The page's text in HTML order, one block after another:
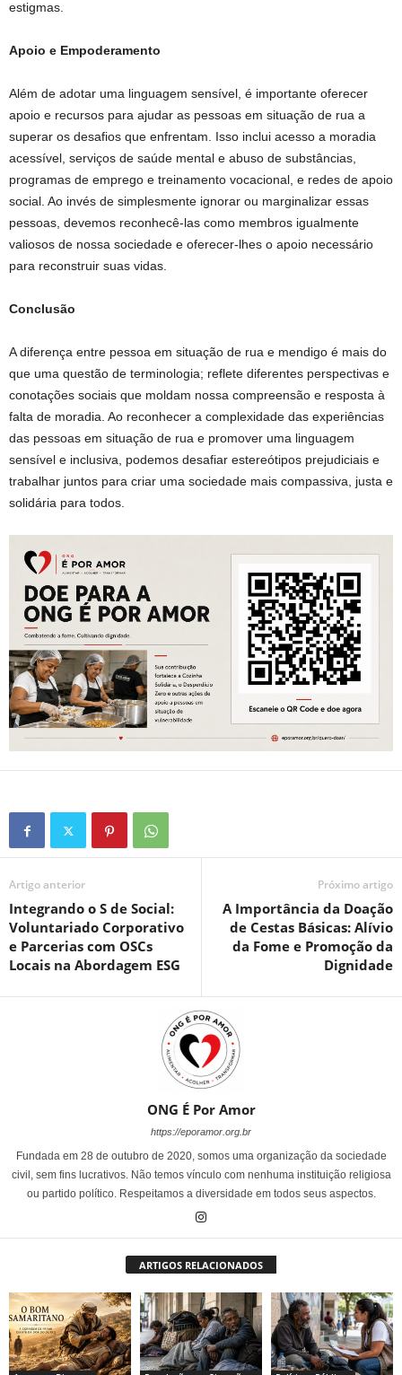
estigmas.
Apoio e Empoderamento
Além de adotar uma linguagem sensível, é importante oferecer
apoio e recursos para ajudar as pessoas em situação de rua a
superar os desafios que enfrentam. Isso inclui acesso a moradia
acessível, serviços de saúde mental e abuso de substâncias,
programas de emprego e treinamento vocacional, e redes de apoio
social. Ao invés de simplesmente ignorar ou marginalizar essas
pessoas, devemos reconhecê-las como membros igualmente
valiosos de nossa sociedade e oferecer-lhes o apoio necessário
para reconstruir suas vidas.
Conclusão
A diferença entre pessoa em situação de rua e mendigo é mais do
que uma questão de terminologia; reflete diferentes perspectivas e
conotações sociais que moldam nossa compreensão e resposta à
falta de moradia. Ao reconhecer a complexidade das experiências
das pessoas em situação de rua e promover uma linguagem
sensível e inclusiva, podemos desafiar estereótipos prejudiciais e
trabalhar juntos para criar uma sociedade mais compassiva, justa e
solidária para todos.
Artigo anterior
Integrando o S de Social:
Voluntariado Corporativo
e Parcerias com OSCs
Locais na Abordagem ESG
Próximo artigo
A Importância da Doação
de Cestas Básicas: Alívio
da Fome e Promoção da
Dignidade
ONG É Por Amor
https://eporamor.org.br
Fundada em 28 de outubro de 2020, somos uma organização da sociedade
civil, sem fins lucrativos. Não temos vínculo com nenhuma instituição religiosa
ou partido político. Respeitamos a diversidade em todos seus aspectos.
ARTIGOS RELACIONADOS